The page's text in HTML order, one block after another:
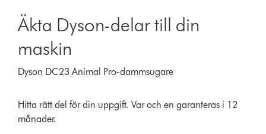
Äkta Dyson-delar till din
maskin
Dyson DC23 Animal Pro-dammsugare
Hitta rätt del för din uppgift. Var och en garanteras i 12
månader.